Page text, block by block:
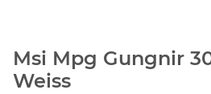
Msi Mpg Gungnir
Weiss